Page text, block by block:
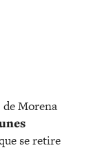
Morena
se retire